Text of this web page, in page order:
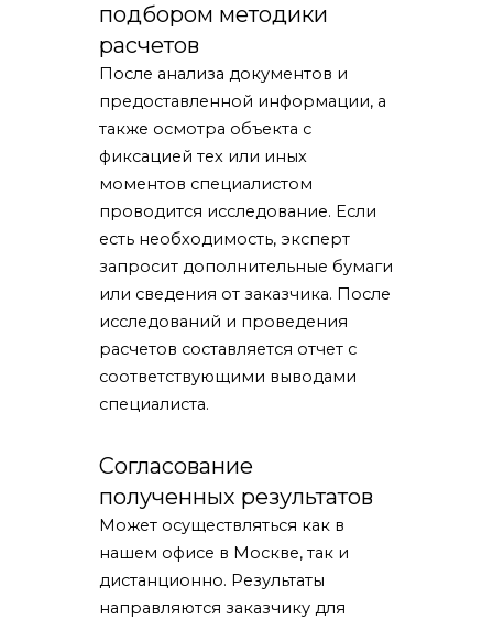
подбором методики
расчетов
После анализа документов и
предоставленной информации, а
также осмотра объекта с
фиксацией тех или иных
моментов специалистом
проводится исследование. Если
есть необходимость, эксперт
запросит дополнительные бумаги
или сведения от заказчика. После
исследований и проведения
расчетов составляется отчет с
соответствующими выводами
специалиста.
Согласование
полученных результатов
Может осуществляться как в
нашем офисе в Москве, так и
дистанционно. Результаты
направляются заказчику для